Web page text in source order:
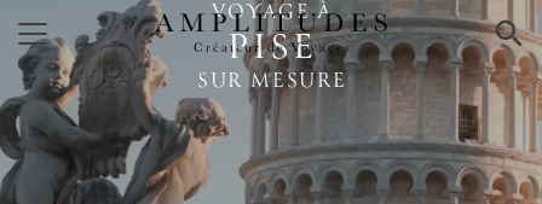
× VOYAGE À
PISE
SUR MESURE